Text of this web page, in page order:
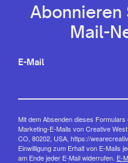
Abonnieren
Mail-
E-Mail
Mit dem Absenden dieses
Marketing-E-Mails von Creative
CO, 80202, USA, https://
Einwilligung zum Erhalt von E-Mails
am Ende jeder E-Mail widerrufen. E-